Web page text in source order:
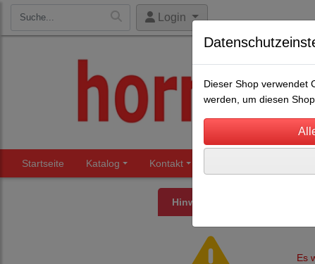
Login
Startseite Katalog Kontakt
Hinweis
Es
Dieser Shop verwendet
werden, um diesen